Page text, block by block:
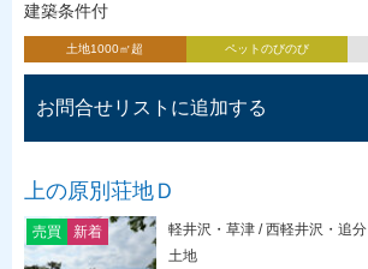
建築条件付
土地1000㎡超 ペットのびのび
お問合せリストに追加する
上の原別荘地Ｄ
売買 新着
軽井沢・草津 / 西軽井沢・追分
土地